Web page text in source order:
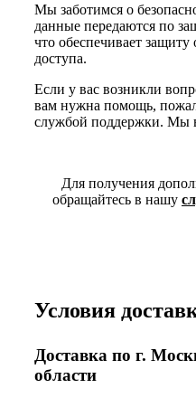
Мы заботимся о
данные передаются по
что обеспечивает
доступа.
Если у вас возникли
вам нужна помощь,
службой поддержки. Мы
Для получения
обращайтесь в нашу
Условия
Доставка по г.
области